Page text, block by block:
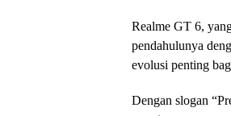
Realme GT 6,
pendahulunya
evolusi penting
Dengan slogan